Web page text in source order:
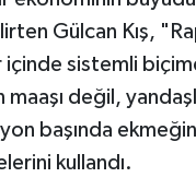
Gülcan Kış,
içinde sistemli
maaşı değil,
başında
kullandı.